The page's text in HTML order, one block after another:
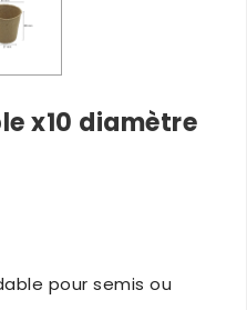
x10 diamètre
pour semis ou